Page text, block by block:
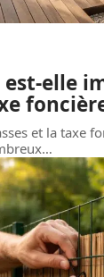
elle
et la taxe
…